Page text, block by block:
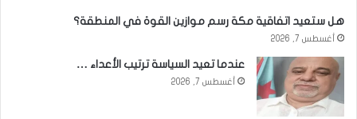
هل ستعيد اتفاقية مكة رسم موازين القوة في المنطقة؟
أغسطس 7, 2026
عندما تعيد السياسة ترتيب الأعداء …
أغسطس 7, 2026